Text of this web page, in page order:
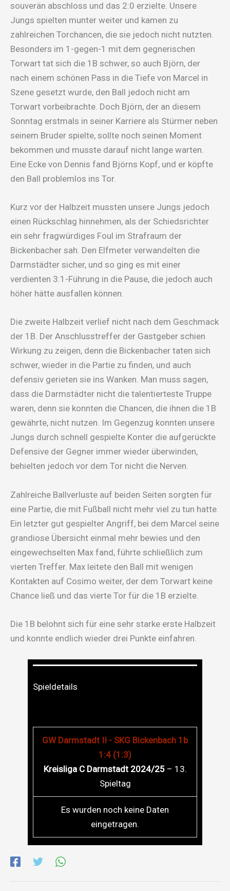
souverän abschloss und das 2:0 erzielte. Unsere
Jungs spielten munter weiter und kamen zu
zahlreichen Torchancen, die sie jedoch nicht nutzten.
Besonders im 1-gegen-1 mit dem gegnerischen
Torwart tat sich die 1B schwer, so auch Björn, der
nach einem schönen Pass in die Tiefe von Marcel in
Szene gesetzt wurde, den Ball jedoch nicht am
Torwart vorbeibrachte. Doch Björn, der an diesem
Sonntag erstmals in seiner Karriere als Stürmer neben
seinem Bruder spielte, sollte noch seinen Moment
bekommen und musste darauf nicht lange warten.
Eine Ecke von Dennis fand Björns Kopf, und er köpfte
den Ball problemlos ins Tor.
Kurz vor der Halbzeit mussten unsere Jungs jedoch
einen Rückschlag hinnehmen, als der Schiedsrichter
ein sehr fragwürdiges Foul im Strafraum der
Bickenbacher sah. Den Elfmeter verwandelten die
Darmstädter sicher, und so ging es mit einer
verdienten 3:1-Führung in die Pause, die jedoch auch
höher hätte ausfallen können.
Die zweite Halbzeit verlief nicht nach dem Geschmack
der 1B. Der Anschlusstreffer der Gastgeber schien
Wirkung zu zeigen, denn die Bickenbacher taten sich
schwer, wieder in die Partie zu finden, und auch
defensiv gerieten sie ins Wanken. Man muss sagen,
dass die Darmstädter nicht die talentierteste Truppe
waren, denn sie konnten die Chancen, die ihnen die 1B
gewährte, nicht nutzen. Im Gegenzug konnten unsere
Jungs durch schnell gespielte Konter die aufgerückte
Defensive der Gegner immer wieder überwinden,
behielten jedoch vor dem Tor nicht die Nerven.
Zahlreiche Ballverluste auf beiden Seiten sorgten für
eine Partie, die mit Fußball nicht mehr viel zu tun hatte.
Ein letzter gut gespielter Angriff, bei dem Marcel seine
grandiose Übersicht einmal mehr bewies und den
eingewechselten Max fand, führte schließlich zum
vierten Treffer. Max leitete den Ball mit wenigen
Kontakten auf Cosimo weiter, der dem Torwart keine
Chance ließ und das vierte Tor für die 1B erzielte.
Die 1B belohnt sich für eine sehr starke erste Halbzeit
und konnte endlich wieder drei Punkte einfahren.
Spieldetails
GW Darmstadt II - SKG Bickenbach 1b
1:4 (1:3)
Kreisliga C Darmstadt 2024/25– 13.
Spieltag
Es wurden noch keine Daten
eingetragen.